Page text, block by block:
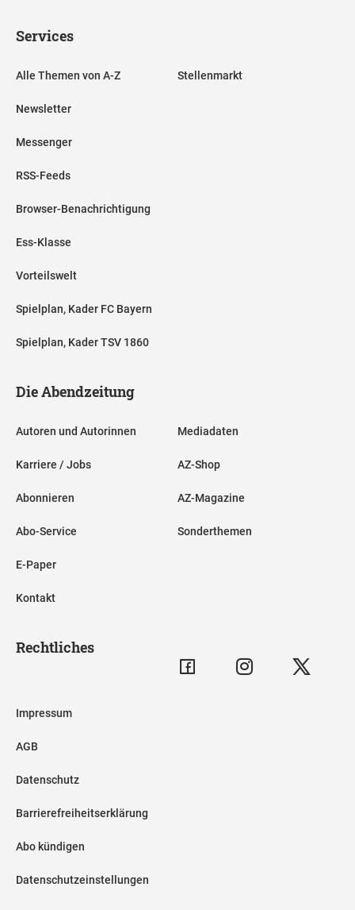
Services
Alle Themen von A-Z
Newsletter
Messenger
RSS-Feeds
Browser-Benachrichtigung
Ess-Klasse
Vorteilswelt
Spielplan, Kader FC Bayern
Spielplan, Kader TSV 1860
Stellenmarkt
Die Abendzeitung
Autoren und Autorinnen
Karriere / Jobs
Abonnieren
Abo-Service
E-Paper
Kontakt
Mediadaten
AZ-Shop
AZ-Magazine
Sonderthemen
Rechtliches
Impressum
AGB
Datenschutz
Barrierefreiheitserklärung
Abo kündigen
Datenschutzeinstellungen